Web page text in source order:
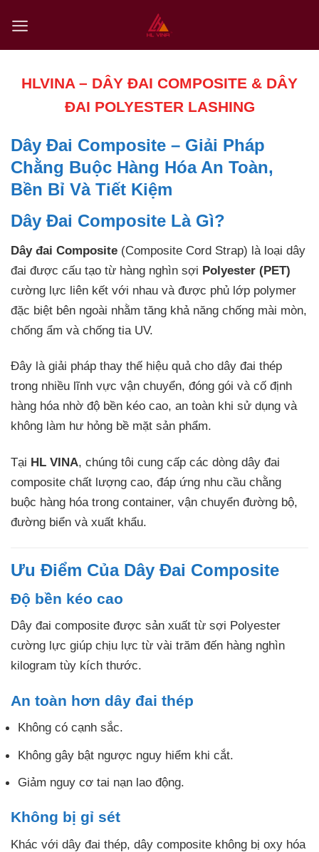
content
HLVINA – DÂY ĐAI COMPOSITE & DÂY
ĐAI POLYESTER LASHING
Dây Đai Composite – Giải Pháp
Chằng Buộc Hàng Hóa An Toàn,
Bền Bỉ Và Tiết Kiệm
Dây Đai Composite Là Gì?
Dây đai Composite (Composite Cord Strap) là loại dây
đai được cấu tạo từ hàng nghìn sợi Polyester (PET)
cường lực liên kết với nhau và được phủ lớp polymer
đặc biệt bên ngoài nhằm tăng khả năng chống mài mòn,
chống ẩm và chống tia UV.
Đây là giải pháp thay thế hiệu quả cho dây đai thép
trong nhiều lĩnh vực vận chuyển, đóng gói và cố định
hàng hóa nhờ độ bền kéo cao, an toàn khi sử dụng và
không làm hư hỏng bề mặt sản phẩm.
Tại HL VINA, chúng tôi cung cấp các dòng dây đai
composite chất lượng cao, đáp ứng nhu cầu chằng
buộc hàng hóa trong container, vận chuyển đường bộ,
đường biển và xuất khẩu.
Ưu Điểm Của Dây Đai Composite
Độ bền kéo cao
Dây đai composite được sản xuất từ sợi Polyester
cường lực giúp chịu lực từ vài trăm đến hàng nghìn
kilogram tùy kích thước.
An toàn hơn dây đai thép
Không có cạnh sắc.
Không gây bật ngược nguy hiểm khi cắt.
Giảm nguy cơ tai nạn lao động.
Không bị gỉ sét
Khác với dây đai thép, dây composite không bị oxy hóa